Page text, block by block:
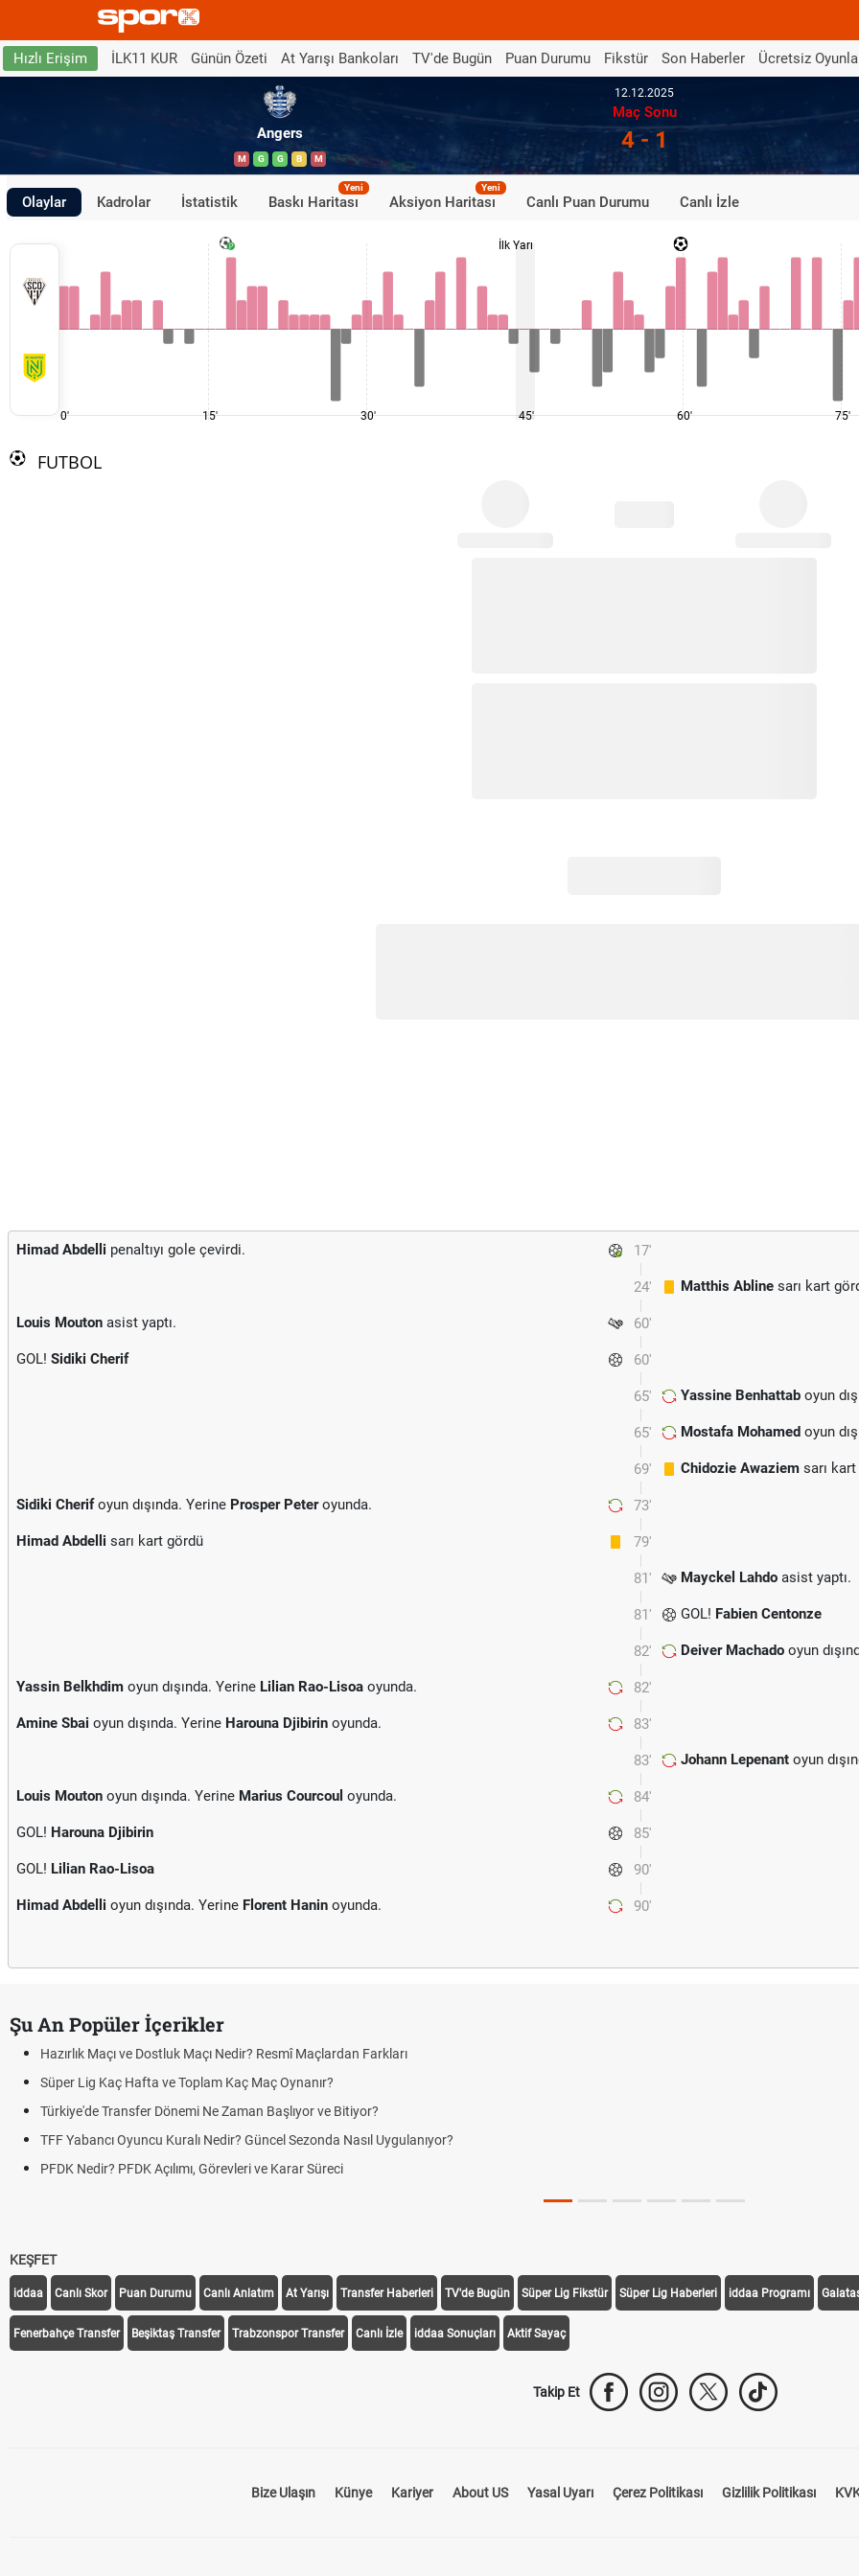
Hızlı Erişim İLK11 KUR Günün Özeti At Yarışı Bankoları TV'de Bugün Puan Durumu Fikstür Son Haberler Ücretsiz
Angers
M G G B M
12.12.2025
Maç Sonu
4 - 1
Olaylar Kadrolar İstatistik Baskı Haritası
Yeni
Aksiyon Haritası
Yeni
Canlı Puan Durumu Canlı İzle
0' 15' 30'
İlk Yarı
45' 60' 75'
FUTBOL
17'
Himad Abdelli penaltıyı gole çevirdi.
24' Matthis Abline sarı kart
60'
Louis Mouton asist yaptı.
60'
GOL! Sidiki Cherif
65' Yassine Benhattab oyun
65' Mostafa Mohamed oyun
69' Chidozie Awaziem sarı
73'
Sidiki Cherifoyun dışında. Yerine Prosper Peteroyunda.
79'
Himad Abdelli sarı kart gördü
81' Mayckel Lahdo asist yaptı.
81' GOL! Fabien Centonze
82' Deiver Machado oyun
82'
Yassin Belkhdim oyun dışında. Yerine Lilian Rao-Lisoa oyunda.
83'
Amine Sbai oyun dışında. Yerine Harouna Djibirin oyunda.
83' Johann Lepenant oyun
84'
Louis Mouton oyun dışında. Yerine Marius Courcoul oyunda.
85'
GOL! Harouna Djibirin
90'
GOL! Lilian Rao-Lisoa
90'
Himad Abdelli oyun dışında. Yerine Florent Hanin oyunda.
Şu An Popüler İçerikler
Hazırlık Maçı ve Dostluk Maçı Nedir? Resmî Maçlardan Farkları
Süper Lig Kaç Hafta ve Toplam Kaç Maç Oynanır?
Türkiye'de Transfer Dönemi Ne Zaman Başlıyor ve Bitiyor?
TFF Yabancı Oyuncu Kuralı Nedir? Güncel Sezonda Nasıl Uygulanıyor?
PFDK Nedir? PFDK Açılımı, Görevleri ve Karar Süreci
KEŞFET
iddaa Canlı Skor Puan Durumu Canlı Anlatım At Yarışı Transfer Haberleri TV'de Bugün Süper Lig Fikstür Süper Lig Haberleri iddaa Programı
Fenerbahçe Transfer Beşiktaş Transfer Trabzonspor Transfer Canlı İzle iddaa Sonuçları Aktif Sayaç
Takip Et
Bize Ulaşın Künye Kariyer About US Yasal Uyarı Çerez Politikası Gizlilik Politikası